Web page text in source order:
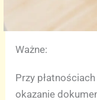
Ważne:
Przy
okazanie